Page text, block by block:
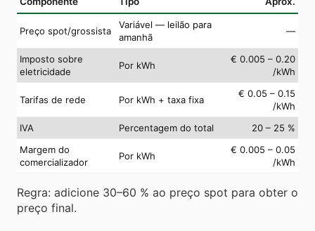
Preço spot/grossista
Variável — leilão para
amanhã
—
Imposto sobre
eletricidade
Por kWh
€ 0.005 – 0.20
/kWh
Tarifas de rede Por kWh + taxa fixa
€ 0.05 – 0.15
/kWh
IVA
Percentagem do total
20 – 25 %
Margem do
comercializador
Por kWh
€ 0.005 – 0.05
/kWh
Regra: adicione 30–60 % ao preço spot para obter o
preço final.